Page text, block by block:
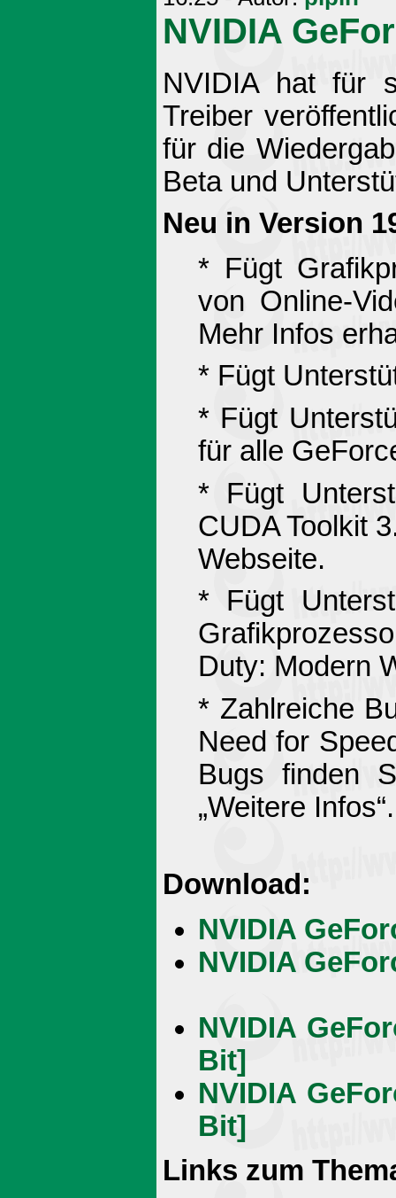
NVIDIA
NVIDIA hat für
Treiber
für die
Beta und
Neu in Version
* Fügt
von Online-
Mehr Infos
* Fügt
* Fügt
für alle
* Fügt
CUDA Toolkit
Webseite.
* Fügt
Duty: Modern
* Zahlreiche
Need for
Bugs finden
„Weitere Infos“.
Download:
NVIDIA
NVIDIA
NVIDIA
Bit]
NVIDIA
Bit]
Links zum